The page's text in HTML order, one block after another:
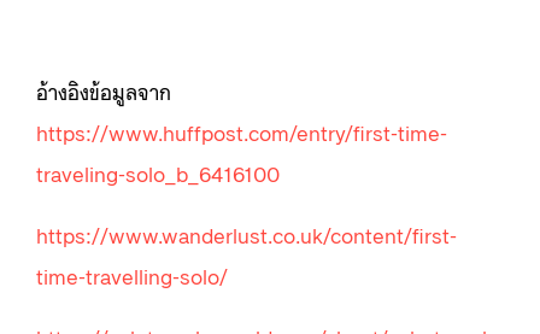
อ้างอิงข้อมูลจาก
https://www.huffpost.com/entry/first-time-
traveling-solo_b_6416100
https://www.wanderlust.co.uk/content/first-
time-travelling-solo/